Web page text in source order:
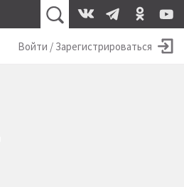
Войти / Зарегистрироваться